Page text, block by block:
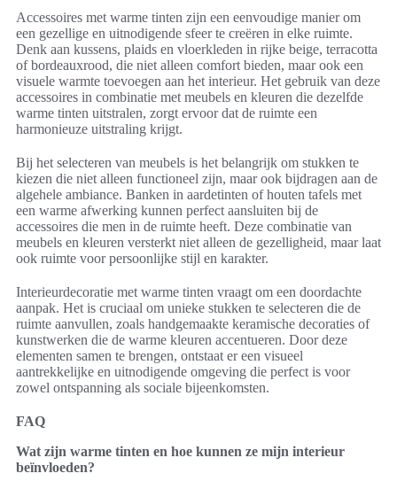
Accessoires met warme tinten zijn een eenvoudige manier om
een gezellige en uitnodigende sfeer te creëren in elke ruimte.
Denk aan kussens, plaids en vloerkleden in rijke beige, terracotta
of bordeauxrood, die niet alleen comfort bieden, maar ook een
visuele warmte toevoegen aan het interieur. Het gebruik van deze
accessoires in combinatie met meubels en kleuren die dezelfde
warme tinten uitstralen, zorgt ervoor dat de ruimte een
harmonieuze uitstraling krijgt.
Bij het selecteren van meubels is het belangrijk om stukken te
kiezen die niet alleen functioneel zijn, maar ook bijdragen aan de
algehele ambiance. Banken in aardetinten of houten tafels met
een warme afwerking kunnen perfect aansluiten bij de
accessoires die men in de ruimte heeft. Deze combinatie van
meubels en kleuren versterkt niet alleen de gezelligheid, maar laat
ook ruimte voor persoonlijke stijl en karakter.
Interieurdecoratie met warme tinten vraagt om een doordachte
aanpak. Het is cruciaal om unieke stukken te selecteren die de
ruimte aanvullen, zoals handgemaakte keramische decoraties of
kunstwerken die de warme kleuren accentueren. Door deze
elementen samen te brengen, ontstaat er een visueel
aantrekkelijke en uitnodigende omgeving die perfect is voor
zowel ontspanning als sociale bijeenkomsten.
FAQ
Wat zijn warme tinten en hoe kunnen ze mijn interieur
beïnvloeden?